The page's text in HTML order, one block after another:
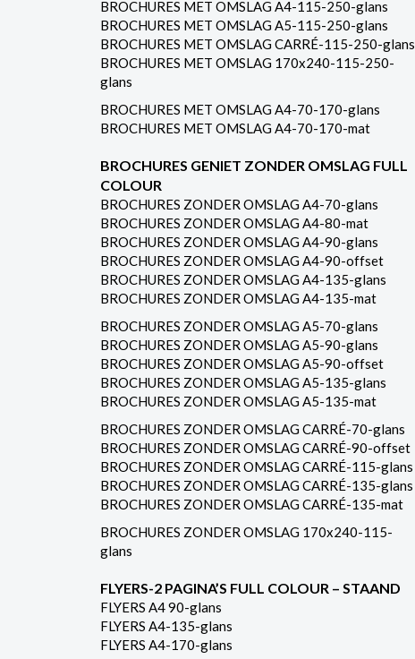
BROCHURES MET OMSLAG A4-115-250-glans
BROCHURES MET OMSLAG A5-115-250-glans
BROCHURES MET OMSLAG CARRÉ-115-250-glans
BROCHURES MET OMSLAG 170x240-115-250-
glans
BROCHURES MET OMSLAG A4-70-170-glans
BROCHURES MET OMSLAG A4-70-170-mat
BROCHURES GENIET ZONDER OMSLAG FULL
COLOUR
BROCHURES ZONDER OMSLAG A4-70-glans
BROCHURES ZONDER OMSLAG A4-80-mat
BROCHURES ZONDER OMSLAG A4-90-glans
BROCHURES ZONDER OMSLAG A4-90-offset
BROCHURES ZONDER OMSLAG A4-135-glans
BROCHURES ZONDER OMSLAG A4-135-mat
BROCHURES ZONDER OMSLAG A5-70-glans
BROCHURES ZONDER OMSLAG A5-90-glans
BROCHURES ZONDER OMSLAG A5-90-offset
BROCHURES ZONDER OMSLAG A5-135-glans
BROCHURES ZONDER OMSLAG A5-135-mat
BROCHURES ZONDER OMSLAG CARRÉ-70-glans
BROCHURES ZONDER OMSLAG CARRÉ-90-offset
BROCHURES ZONDER OMSLAG CARRÉ-115-glans
BROCHURES ZONDER OMSLAG CARRÉ-135-glans
BROCHURES ZONDER OMSLAG CARRÉ-135-mat
BROCHURES ZONDER OMSLAG 170x240-115-
glans
FLYERS-2 PAGINA’S FULL COLOUR – STAAND
FLYERS A4 90-glans
FLYERS A4-135-glans
FLYERS A4-170-glans